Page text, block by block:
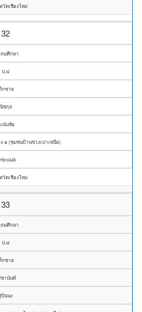
วัดเชียงใหม่
32
ถมศึกษา
ป.๔
กชาย
ชกุล
นันชัย
๑ (ชุมชนบ้านข่วงเปาเหนือ)
ขะแมด
วัดเชียงใหม่
33
ถมศึกษา
ป.๔
กชาย
ชานันท์
ปินนะ